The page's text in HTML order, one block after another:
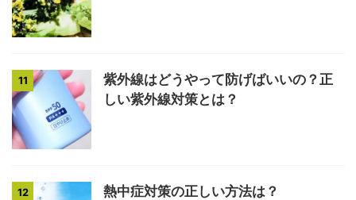
11
紫外線はどうやって防げばいいの？正
しい紫外線対策とは？
12 熱中症対策の正しい方法は？